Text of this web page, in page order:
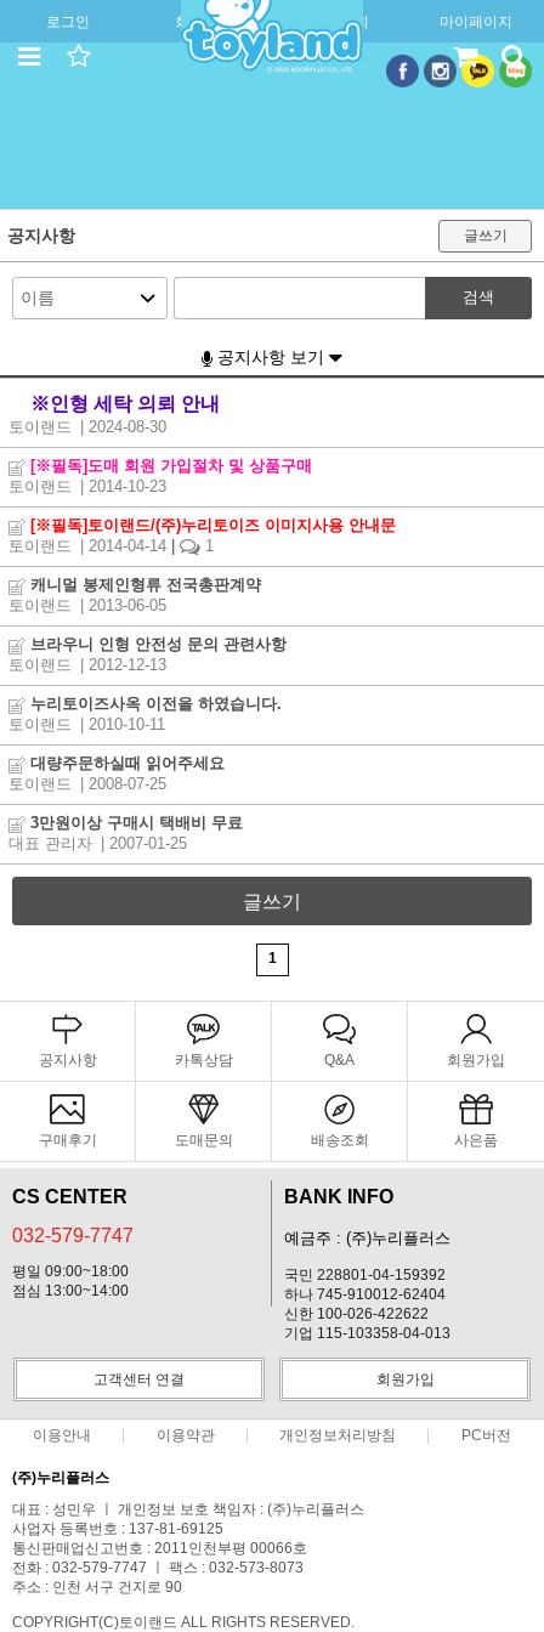
로그인 회원가입 주문조회 마이페이지
공지사항 글쓰기
검색
공지사항 보기
※인형 세탁 의뢰 안내
토이랜드 | 2024-08-30
[※필독]도매 회원 가입절차 및 상품구매
토이랜드
| 2014-10-23
[※필독]토이랜드/(주)누리토이즈 이미지사용 안내문
토이랜드
| 2014-04-14 1
캐니멀 봉제인형류 전국총판계약
토이랜드
| 2013-06-05
브라우니 인형 안전성 문의 관련사항
토이랜드
| 2012-12-13
누리토이즈사옥 이전을 하였습니다.
토이랜드
| 2010-10-11
대량주문하실때 읽어주세요
토이랜드
| 2008-07-25
3만원이상 구매시 택배비 무료
대표 관리자
| 2007-01-25
글쓰기
1
공지사항 카톡상담 Q&A 회원가입
구매후기 도매문의 배송조회 사은품
CS CENTER
032-579-7747
평일 09:00~18:00
점심 13:00~14:00
BANK INFO
예금주 : (주)누리플러스
국민 228801-04-159392
하나 745-910012-62404
신한 100-026-422622
기업 115-103358-04-013
고객센터 연결 회원가입
이용안내 이용약관 개인정보처리방침 PC버전
(주)누리플러스
대표 : 성민우 ㅣ 개인정보 보호 책임자 : (주)누리플러스
사업자 등록번호 : 137-81-69125
통신판매업신고번호 : 2011인천부평 00066호
전화 : 032-579-7747 ㅣ 팩스 : 032-573-8073
주소 : 인천 서구 건지로 90
COPYRIGHT(C)토이랜드 ALL RIGHTS RESERVED.